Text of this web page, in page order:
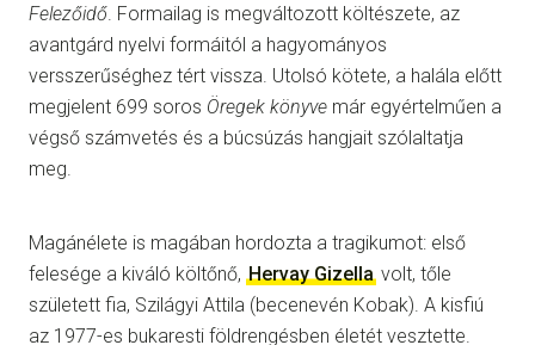
Felezőidő . Formailag is megváltozott költészete, az
avantgárd nyelvi formáitól a hagyományos
versszerűséghez tért vissza. Utolsó kötete, a halála előtt
megjelent 699 soros Öregek könyve már egyértelműen a
végső számvetés és a búcsúzás hangjait szólaltatja
meg.
Magánélete is magában hordozta a tragikumot: első
felesége a kiváló költőnő, Hervay Gizella volt, tőle
született fia, Szilágyi Attila (becenevén Kobak). A kisfiú
az 1977-es bukaresti földrengésben életét vesztette.